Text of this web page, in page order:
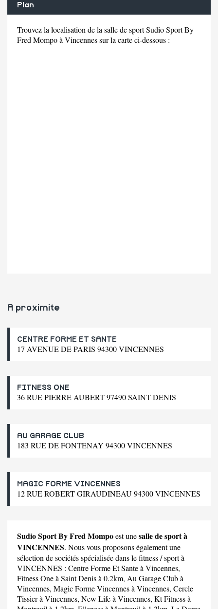
Plan
Trouvez la localisation de la salle de sport Sudio Sport By
Fred Mompo à Vincennes sur la carte ci-dessous :
A proximite
CENTRE FORME ET SANTE
17 AVENUE DE PARIS 94300 VINCENNES
FITNESS ONE
36 RUE PIERRE AUBERT 97490 SAINT DENIS
AU GARAGE CLUB
183 RUE DE FONTENAY 94300 VINCENNES
MAGIC FORME VINCENNES
12 RUE ROBERT GIRAUDINEAU 94300 VINCENNES
Sudio Sport By Fred Mompoest unesalle de sport à
VINCENNES. Nous vous proposons également une
sélection de sociétés spécialisée dans le fitness / sport à
VINCENNES : Centre Forme Et Santeà Vincennes,
Fitness Oneà Saint Denis à 0.2km, Au Garage Clubà
Vincennes, Magic Forme Vincennesà Vincennes, Cercle
Tissierà Vincennes, New Lifeà Vincennes, Kt Fitnessà